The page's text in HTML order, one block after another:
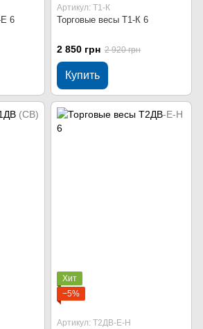
6
Артикул: Т1-К
Торговые весы Т1-К 6
2 850 грн 2 920 грн
Купить
Хит
−5%
Артикул: Т2ДВ-Е-Н